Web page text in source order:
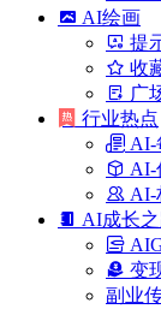
AI绘画
提
收
广
行业热点
AI-
AI-
AI-
AI成长
变
副业